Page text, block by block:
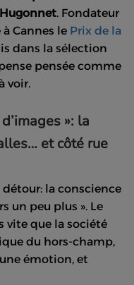
. Fondateur
Cannes le Prix de la
dans la sélection
pensée comme
voir.
»: la
et côté rue
la conscience
un peu plus ». Le
vite que la société
du hors-champ,
émotion, et